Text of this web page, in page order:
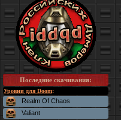
Последние скачивания:
Уровни для Doom:
Realm Of Chaos
Valiant